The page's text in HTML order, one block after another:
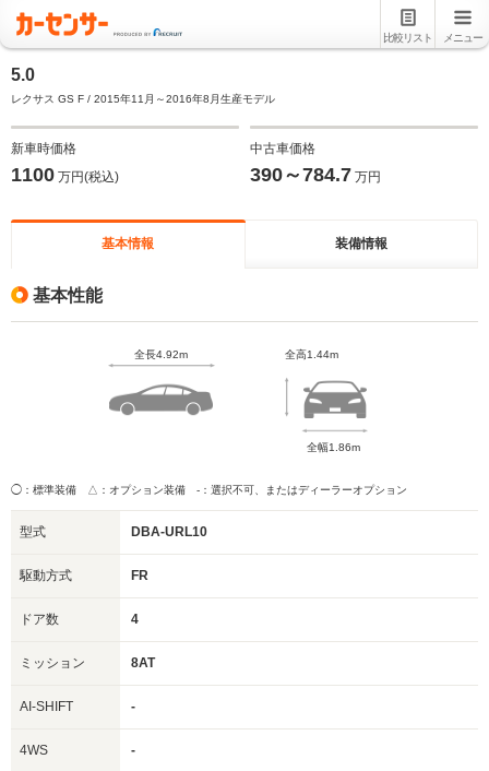
比較リスト メニュー
5.0
レクサス GS F / 2015年11月～2016年8月生産モデル
新車時価格
1100 万円(税込)
中古車価格
390～784.7 万円
基本情報 装備情報
基本性能
全長4.92m 全高1.44m
全幅1.86m
◯：標準装備 △：オプション装備 -：選択不可、またはディーラーオプション
型式 DBA-URL10
駆動方式 FR
ドア数 4
ミッション 8AT
AI-SHIFT -
4WS -